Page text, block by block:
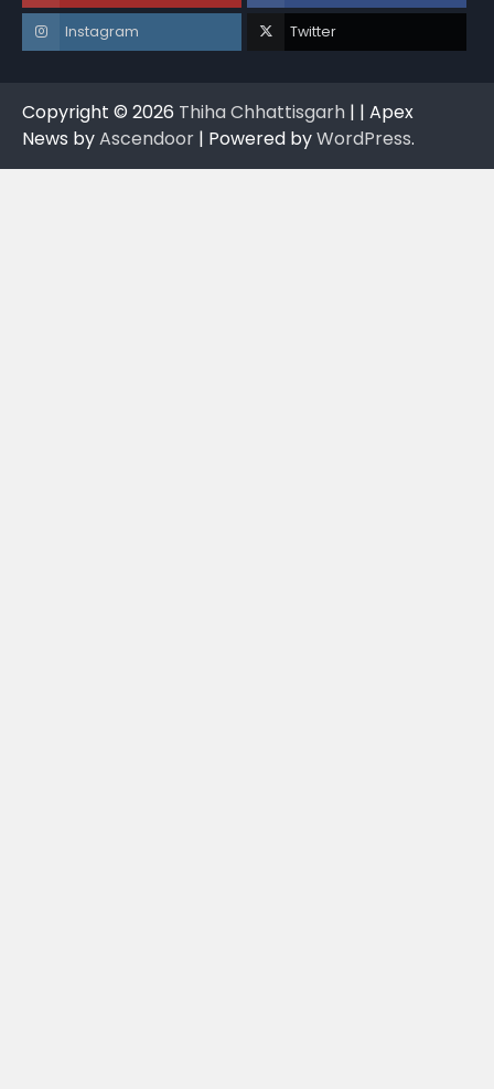
Instagram Twitter
Copyright © 2026 Thiha Chhattisgarh | | Apex
News byAscendoor | Powered byWordPress.